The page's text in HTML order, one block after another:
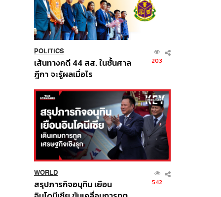
POLITICS
เส้นทางคดี 44 สส. ในชั้นศาล
ฎีกา จะรู้ผลเมื่อไร
203
WORLD
สรุปภารกิจอนุทิน เยือน
542